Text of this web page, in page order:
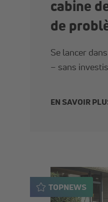
cabine
de
Se lancer
– sans
EN SAVOIR
TOPNEWS